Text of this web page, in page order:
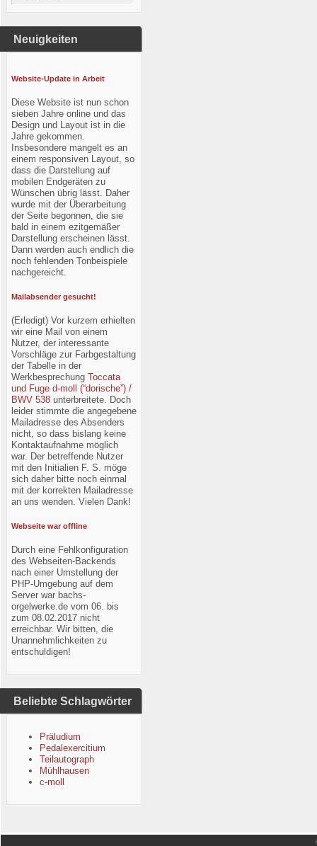
Neuigkeiten
Website-Update in Arbeit
Diese Website ist nun schon
sieben Jahre online und das
Design und Layout ist in die
Jahre gekommen.
Insbesondere mangelt es an
einem responsiven Layout, so
dass die Darstellung auf
mobilen Endgeräten zu
Wünschen übrig lässt. Daher
wurde mit der Überarbeitung
der Seite begonnen, die sie
bald in einem ezitgemäßer
Darstellung erscheinen lässt.
Dann werden auch endlich die
noch fehlenden Tonbeispiele
nachgereicht.
Mailabsender gesucht!
(Erledigt) Vor kurzem erhielten
wir eine Mail von einem
Nutzer, der interessante
Vorschläge zur Farbgestaltung
der Tabelle in der
Werkbesprechung Toccata
und Fuge d-moll (“dorische”) /
BWV 538unterbreitete. Doch
leider stimmte die angegebene
Mailadresse des Absenders
nicht, so dass bislang keine
Kontaktaufnahme möglich
war. Der betreffende Nutzer
mit den Initialien F. S. möge
sich daher bitte noch einmal
mit der korrekten Mailadresse
an uns wenden. Vielen Dank!
Webseite war offline
Durch eine Fehlkonfiguration
des Webseiten-Backends
nach einer Umstellung der
PHP-Umgebung auf dem
Server war bachs-
orgelwerke.de vom 06. bis
zum 08.02.2017 nicht
erreichbar. Wir bitten, die
Unannehmlichkeiten zu
entschuldigen!
Beliebte Schlagwörter
Präludium
Pedalexercitium
Teilautograph
Mühlhausen
c-moll